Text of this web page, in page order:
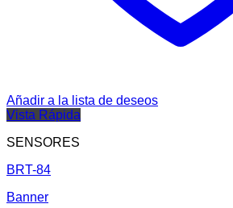
Añadir a la lista de deseos
Vista Rápida
SENSORES
BRT-84
Banner